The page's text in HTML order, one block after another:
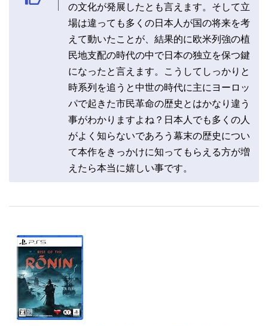
の文化が発展したとも言えます。そして立
場は違っても多くの日本人が国の将来を考
えて動いたことが、結果的に欧米列強の植
民地支配の時代の中で日本の独立を保つ鍵
になったと言えます。こうしてしっかりと
時系列を追うと中世の時代に主にヨーロッ
パで起きた市民革命の歴史とはかなり違う
事がわかりますよね？日本人でも多くの人
がよく知らないであろう幕末の歴史につい
て本作をきっかけに知ってもらえる方が増
えたら本当に嬉しい事です。